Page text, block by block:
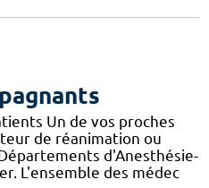
Un de vos proches
de réanimation ou
d'Anesthésie-
L'ensemble des médec